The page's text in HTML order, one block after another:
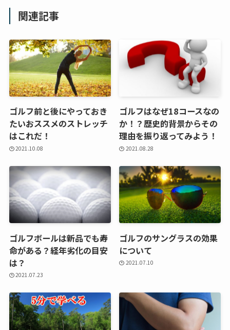
関連記事
ゴルフ前と後にやっておき
たいおススメのストレッチ
はこれだ！
2021.10.08
ゴルフはなぜ18コースなの
か！？歴史的背景からその
理由を振り返ってみよう！
2021.08.28
ゴルフボールは新品でも寿
命がある？経年劣化の目安
は？
2021.07.23
ゴルフのサングラスの効果
について
2021.07.10